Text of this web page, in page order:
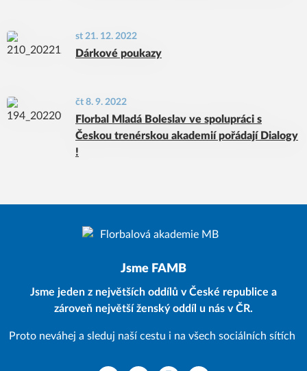
st 21. 12. 2022
Dárkové poukazy
čt 8. 9. 2022
Florbal Mladá Boleslav ve spolupráci s
Českou trenérskou akademií pořádají Dialogy
!
Jsme FAMB
Jsme jeden z největších oddílů v České republice a
zároveň největší ženský oddíl u nás v ČR.
Proto neváhej a sleduj naší cestu i na všech sociálních sítích